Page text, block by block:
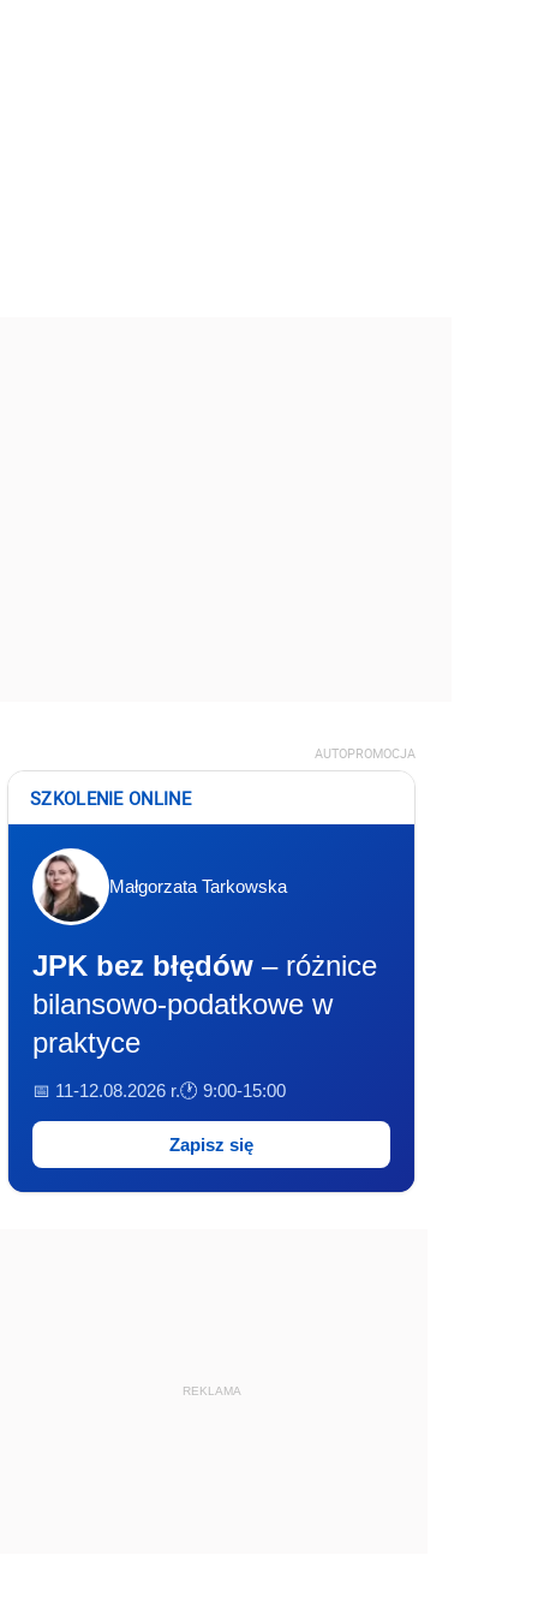
AUTOPROMOCJA
SZKOLENIE ONLINE
Małgorzata Tarkowska
JPK bez błędów – różnice
bilansowo-podatkowe w
praktyce
📅 11-12.08.2026 r.🕐 9:00-15:00
Zapisz się
REKLAMA